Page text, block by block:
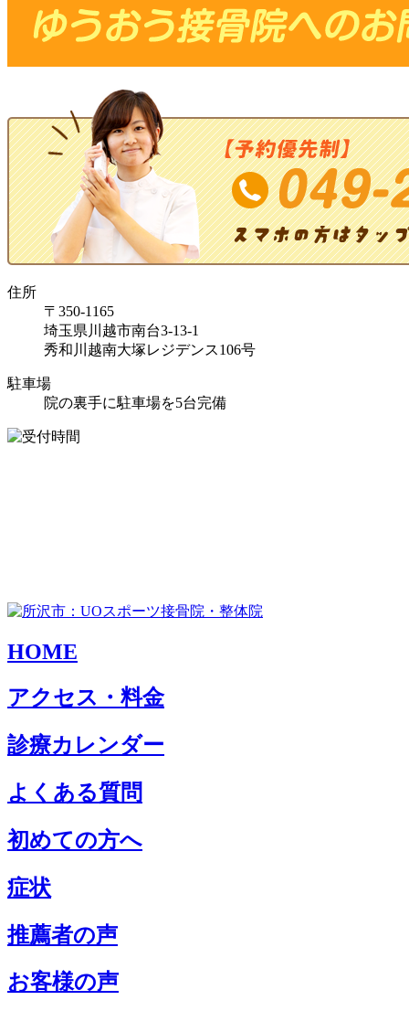
住所
〒350-1165
埼玉県川越市南台3-13-1
秀和川越南大塚レジデンス106号
駐車場
院の裏手に駐車場を5台完備
HOME
アクセス・料金
診療カレンダー
よくある質問
初めての方へ
症状
推薦者の声
お客様の声